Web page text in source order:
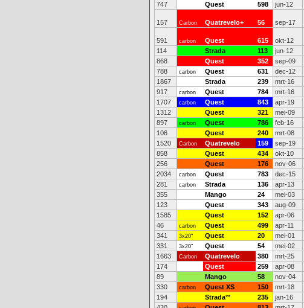
747 Quest 598 jun-12
157 Carbon Quatrevelo+ 56 sep-17
591 carbon Quest 615 okt-12
114
Strada 113 jun-12
868
Quest 352 sep-09
788
carbon Quest 631 dec-12
1867
Strada 239 mrt-16
917
carbon Quest 784 mrt-16
1707
carbon Quest 843 apr-19
1312
Quest 321 mei-09
897
carbon Quest 786 feb-16
106
Quest 240 mrt-08
1520
Carbon Quatrevelo 159 sep-19
858
Quest 434 okt-10
256
Quest 176 nov-06
2034
carbon Quest 783 dec-15
281
carbon Strada 136 apr-13
355
Mango 24 mei-03
123
Quest 343 aug-09
1585
Quest 152 apr-06
46
carbon Quest 499 apr-11
341
3x20" Quest 20 mei-01
331
3x20" Quest 54 mei-02
1663
Carbon Quatrevelo 380 mrt-25
174
Quest 259 apr-08
89
Mango 58 nov-04
330
carbon Quest XS 150 mrt-18
194
Strada** 235 jan-16